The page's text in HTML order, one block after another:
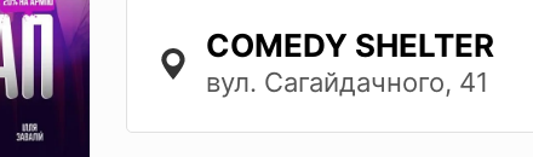
COMEDY SHELTER
вул. Сагайдачного, 41